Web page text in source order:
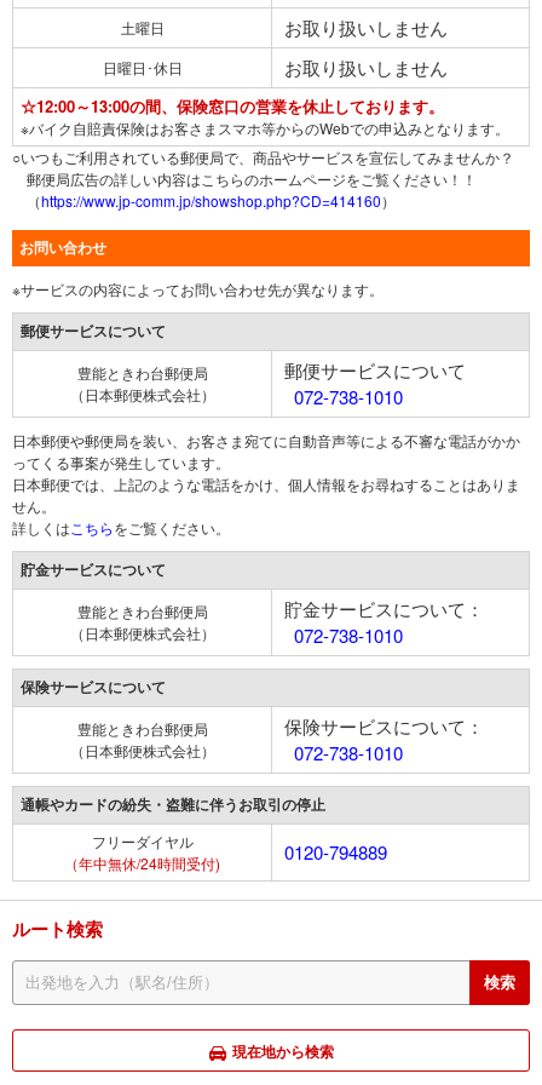
土曜日 お取り扱いしません
日曜日･休日 お取り扱いしません
☆12:00～13:00の間、保険窓口の営業を休止しております。
※バイク自賠責保険はお客さまスマホ等からのWebでの申込みとなります。
○いつもご利用されている郵便局で、商品やサービスを宣伝してみませんか？
郵便局広告の詳しい内容はこちらのホームページをご覧ください！！
（https://www.jp-comm.jp/showshop.php?CD=414160）
お問い合わせ
※サービスの内容によってお問い合わせ先が異なります。
郵便サービスについて
豊能ときわ台郵便局
（日本郵便株式会社）
郵便サービスについて
072-738-1010
日本郵便や郵便局を装い、お客さま宛てに自動音声等による不審な電話がかか
ってくる事案が発生しています。
日本郵便では、上記のような電話をかけ、個人情報をお尋ねすることはありま
せん。
詳しくは こちらをご覧ください。
貯金サービスについて
豊能ときわ台郵便局
（日本郵便株式会社）
貯金サービスについて：
072-738-1010
保険サービスについて
豊能ときわ台郵便局
（日本郵便株式会社）
保険サービスについて：
072-738-1010
通帳やカードの紛失・盗難に伴うお取引の停止
フリーダイヤル
（年中無休/24時間受付)
0120-794889
ルート検索
現在地から検索